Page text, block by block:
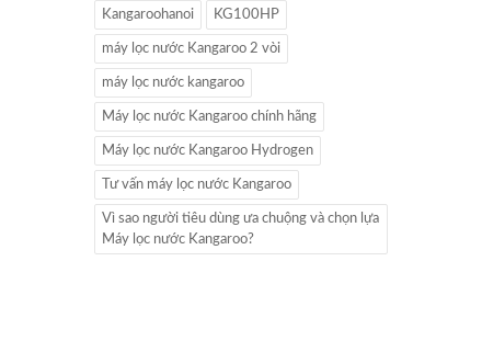
Kangaroohanoi KG100HP
máy lọc nước Kangaroo 2 vòi
máy lọc nước kangaroo
Máy lọc nước Kangaroo chính hãng
Máy lọc nước Kangaroo Hydrogen
Tư vấn máy lọc nước Kangaroo
Vì sao người tiêu dùng ưa chuộng và chọn lựa
Máy lọc nước Kangaroo?